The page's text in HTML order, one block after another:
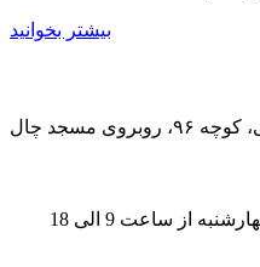
بیشتر بخوانید
آدرس ما: قم، خیابان طالقانی، کوچه ۹۶، روبروی مسجد چال
از ساعت 9 الی 18